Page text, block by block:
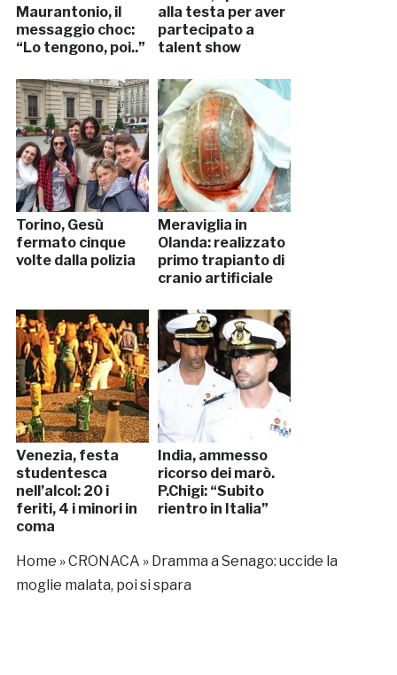
Maurantonio, il
messaggio choc:
“Lo tengono, poi..”
alla testa per aver
partecipato a
talent show
Torino, Gesù
fermato cinque
volte dalla polizia
Meraviglia in
Olanda: realizzato
primo trapianto di
cranio artificiale
Venezia, festa
studentesca
nell’alcol: 20 i
feriti, 4 i minori in
coma
India, ammesso
ricorso dei marò.
P.Chigi: “Subito
rientro in Italia”
Home »CRONACA » Dramma a Senago: uccide la
moglie malata, poi si spara